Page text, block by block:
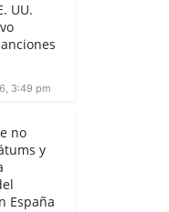
UU.
3:49 pm
no
y
España